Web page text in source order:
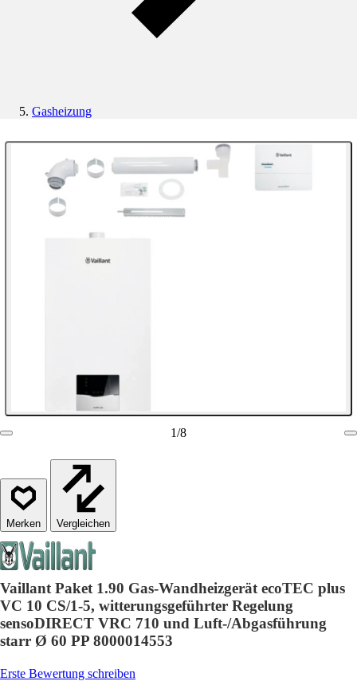
Gasheizung
1/8
Vergleichen
Vaillant Paket 1.90 Gas-Wandheizgerät ecoTEC plus
VC 10 CS/1-5, witterungsgeführter Regelung
sensoDIRECT VRC 710 und Luft-/Abgasführung
starr Ø 60 PP 8000014553
Erste Bewertung schreiben